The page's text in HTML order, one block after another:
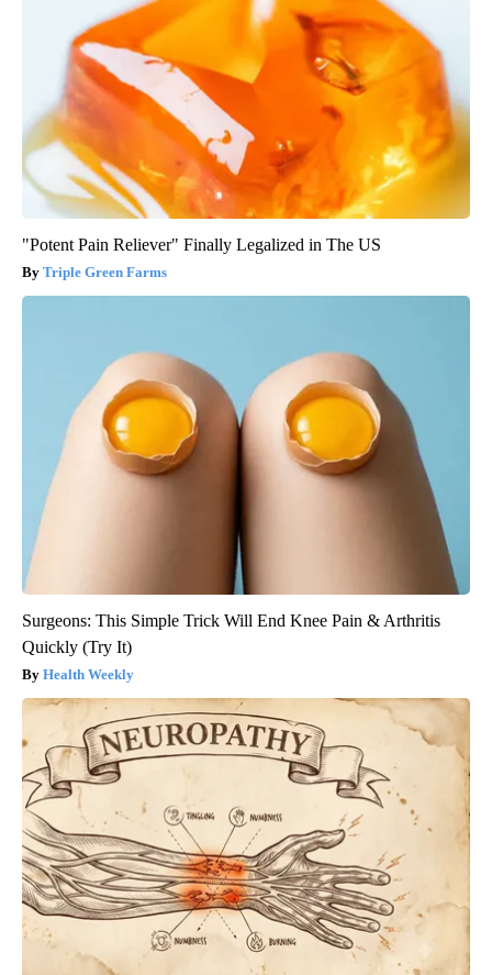
"Potent Pain Reliever" Finally Legalized in The US
Triple Green Farms
Surgeons: This Simple Trick Will End Knee Pain & Arthritis
Quickly (Try It)
Health Weekly